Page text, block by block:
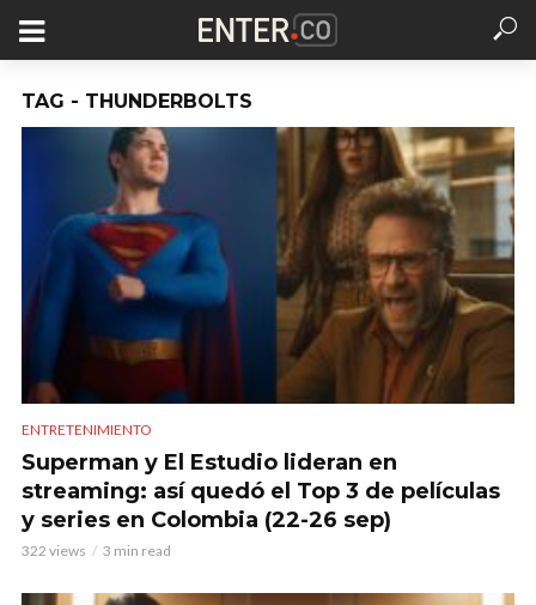
TAG - THUNDERBOLTS
ENTRETENIMIENTO
Superman y El Estudio lideran en
streaming: así quedó el Top 3 de películas
y series en Colombia (22-26 sep)
322 views 3 min read